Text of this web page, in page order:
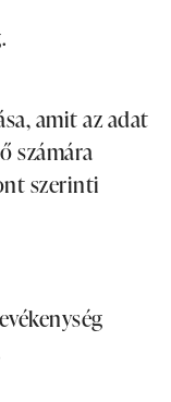
amit az adat
számára
szerinti